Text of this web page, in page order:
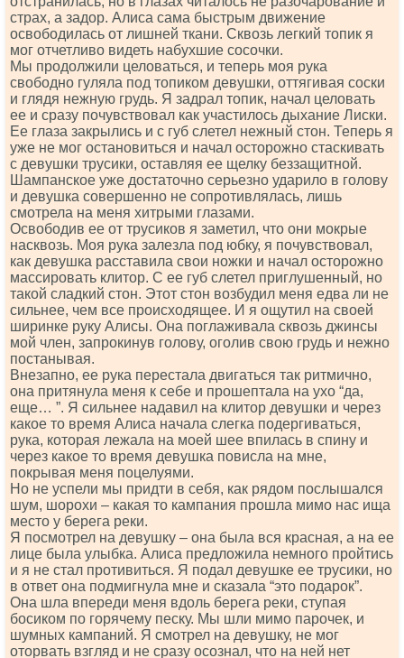
страх, а задор. Алиса сама быстрым движение
освободилась от лишней ткани. Сквозь легкий топик я
мог отчетливо видеть набухшие сосочки.
Мы продолжили целоваться, и теперь моя рука
свободно гуляла под топиком девушки, оттягивая соски
и глядя нежную грудь. Я задрал топик, начал целовать
ее и сразу почувствовал как участилось дыхание Лиски.
Ее глаза закрылись и с губ слетел нежный стон. Теперь я
уже не мог остановиться и начал осторожно стаскивать
с девушки трусики, оставляя ее щелку беззащитной.
Шампанское уже достаточно серьезно ударило в голову
и девушка совершенно не сопротивлялась, лишь
смотрела на меня хитрыми глазами.
Освободив ее от трусиков я заметил, что они мокрые
насквозь. Моя рука залезла под юбку, я почувствовал,
как девушка расставила свои ножки и начал осторожно
массировать клитор. С ее губ слетел приглушенный, но
такой сладкий стон. Этот стон возбудил меня едва ли не
сильнее, чем все происходящее. И я ощутил на своей
ширинке руку Алисы. Она поглаживала сквозь джинсы
мой член, запрокинув голову, оголив свою грудь и нежно
постанывая.
Внезапно, ее рука перестала двигаться так ритмично,
она притянула меня к себе и прошептала на ухо “да,
еще… ”. Я сильнее надавил на клитор девушки и через
какое то время Алиса начала слегка подергиваться,
рука, которая лежала на моей шее впилась в спину и
через какое то время девушка повисла на мне,
покрывая меня поцелуями.
Но не успели мы придти в себя, как рядом послышался
шум, шорохи – какая то кампания прошла мимо нас ища
место у берега реки.
Я посмотрел на девушку – она была вся красная, а на ее
лице была улыбка. Алиса предложила немного пройтись
и я не стал противиться. Я подал девушке ее трусики, но
в ответ она подмигнула мне и сказала “это подарок”.
Она шла впереди меня вдоль берега реки, ступая
босиком по горячему песку. Мы шли мимо парочек, и
шумных кампаний. Я смотрел на девушку, не мог
оторвать взгляд и не сразу осознал, что на ней нет